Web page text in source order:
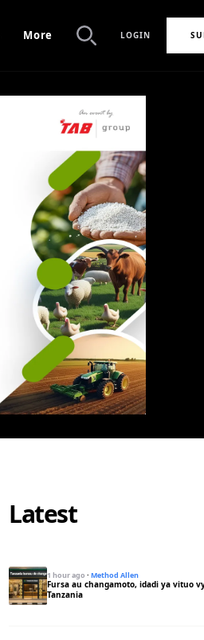
More LOGIN
Latest
1 hour ago ·Method Allen
Fursa au changamoto, idadi ya vituo
Tanzania